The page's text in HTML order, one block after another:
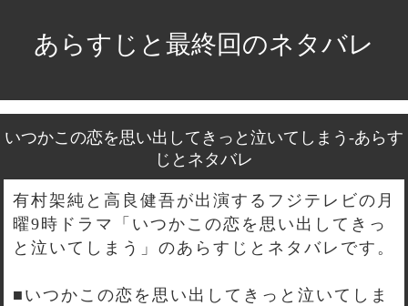
あらすじと最終回のネタバレ
いつかこの恋を思い出してきっと泣いてしまう-あらす
じとネタバレ
有村架純と高良健吾が出演するフジテレビの月
曜9時ドラマ「いつかこの恋を思い出してきっ
と泣いてしまう」のあらすじとネタバレです。
■いつかこの恋を思い出してきっと泣いてしま